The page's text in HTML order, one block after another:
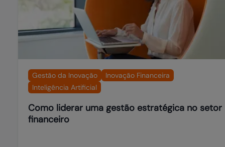
Gestão da Inovação
Inovação Financeira
Inteligência Artificial
Como liderar uma gestão estratégica no setor
financeiro